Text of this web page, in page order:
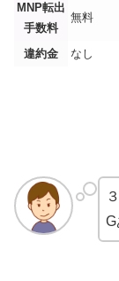
MNP転出
手数料
無料
違約金 なし
G